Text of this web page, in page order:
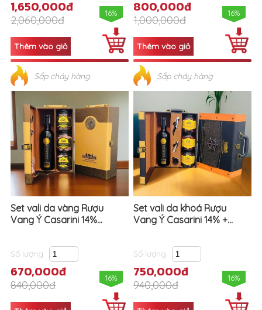
1,650,000đ
2,060,000đ
16%
Sắp cháy hàng
800,000đ
1,000,000đ
16%
Sắp cháy hàng
Set vali da vàng Rượu
Vang Ý Casarini 14%...
Số lượng
670,000đ
840,000đ
16%
Set vali da khoá Rượu
Vang Ý Casarini 14% +...
Số lượng
750,000đ
940,000đ
16%